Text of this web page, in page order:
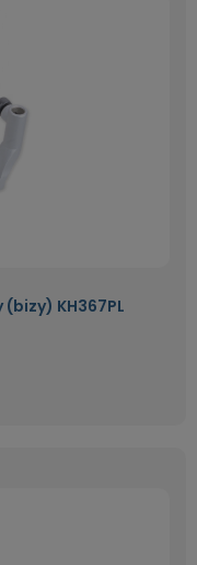
KH367PL